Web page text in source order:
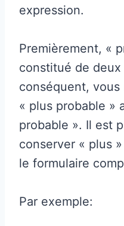
expression.
Premièrement, «
constitué de deux
conséquent,
« plus probable »
probable ». Il est
conserver « plus
le formulaire
Par exemple: